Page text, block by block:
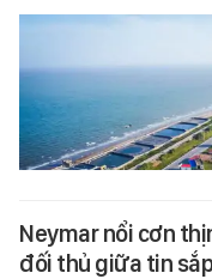
Neymar nổi cơn
đối thủ giữa tin